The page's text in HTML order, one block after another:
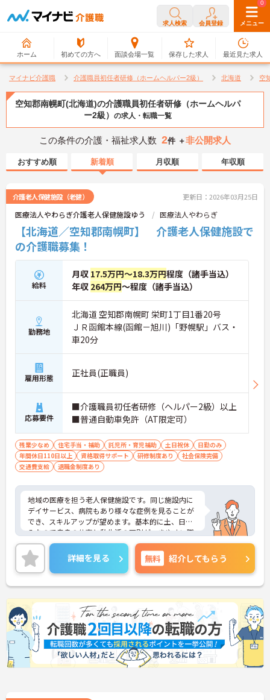
求人検索 会員登録 メニュー
ホーム 初めての方へ 面談会場一覧
0
保存した求人
0
最近見た求人
マイナビ介護職 介護職員初任者研修（ホームヘルパー2級） 北海道 空
空知郡南幌町(北海道)の介護職員初任者研修（ホームヘルパ
ー2級） の求人・転職一覧
この条件の介護・福祉求人数 2件 ＋非公開求人
おすすめ順 新着順 月収順 年収順
介護老人保健施設（老健） 更新日：2026年03月25日
医療法人やわらぎ介護老人保健施設ゆう 医療法人やわらぎ
【北海道／空知郡南幌町】 介護老人保健施設で
の介護職募集！
給料
月収 17.5万円～18.3万円程度（諸手当込）
年収 264万円～程度（諸手当込）
勤務地
北海道 空知郡南幌町 栄町1丁目1番20号
ＪＲ函館本線(函館－旭川)「野幌駅」バス・
車20分
雇用形態 正社員(正職員)
応募要件
■介護職員初任者研修（ヘルパー2級）以上
■普通自動車免許（AT限定可）
残業少なめ 住宅手当・補助 託児所・育児補助 土日祝休
日勤のみ
年間休日110日以上
資格取得サポート 研修制度あり
社会保険完備
交通費支給
退職金制度あり
地域の医療を担う老人保健施設です。同じ施設内に
デイサービス、病院もあり様々な症例を見ることが
でき、スキルアップが望めます。基本的に土、日休
みなので自身の仕事と私生活の区別がつきやすい職
場です。ご興味がある方は是非お問い合わせ下さ
い。
詳細を見る 無料 紹介してもらう